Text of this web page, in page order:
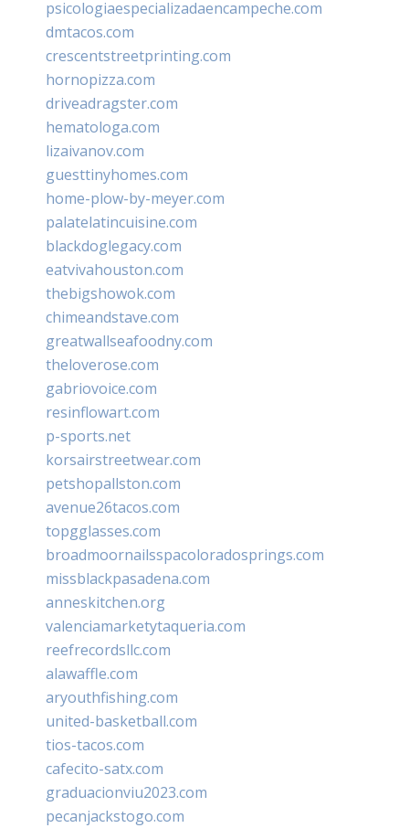
psicologiaespecializadaencampeche.com
dmtacos.com
crescentstreetprinting.com
hornopizza.com
driveadragster.com
hematologa.com
lizaivanov.com
guesttinyhomes.com
home-plow-by-meyer.com
palatelatincuisine.com
blackdoglegacy.com
eatvivahouston.com
thebigshowok.com
chimeandstave.com
greatwallseafoodny.com
theloverose.com
gabriovoice.com
resinflowart.com
p-sports.net
korsairstreetwear.com
petshopallston.com
avenue26tacos.com
topgglasses.com
broadmoornailsspacoloradosprings.com
missblackpasadena.com
anneskitchen.org
valenciamarketytaqueria.com
reefrecordsllc.com
alawaffle.com
aryouthfishing.com
united-basketball.com
tios-tacos.com
cafecito-satx.com
graduacionviu2023.com
pecanjackstogo.com